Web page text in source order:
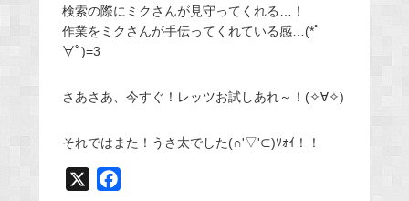
検索の際にミクさんが見守ってくれる…！
作業をミクさんが手伝ってくれている感…(*ﾟ
∀ﾟ)=3
さあさあ、今すぐ！レッツお試しあれ～！(✧∀✧)
それではまた！うさ太でした(∩'▽'⊂)ｿｫｲ！！